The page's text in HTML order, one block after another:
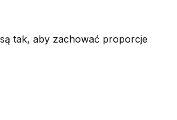
tak, aby zachować proporcje